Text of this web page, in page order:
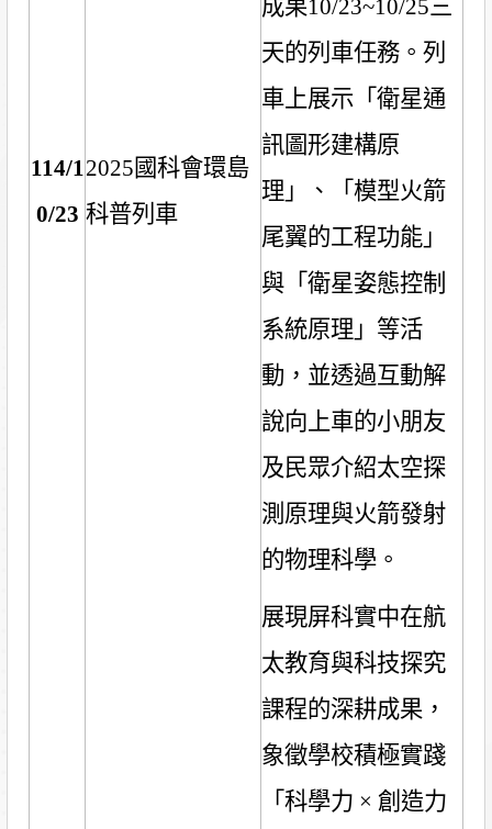
114/1
0/23
2025 國科會環島
科普列車
成果10/23~10/25三
天的列車任務。列
車上展示「衛星通
訊圖形建構原
理」、「模型火箭
尾翼的工程功能」
與「衛星姿態控制
系統原理」等活
動，並透過互動解
說向上車的小朋友
及民眾介紹太空探
測原理與火箭發射
的物理科學。
展現屏科實中在航
太教育與科技探究
課程的深耕成果，
象徵學校積極實踐
「科學力 × 創造力